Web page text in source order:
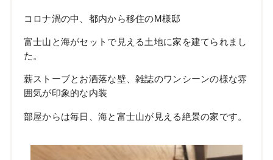
コロナ渦の中、都内から移住のM様邸
富士山と海がセットで見える土地に家を建てられまし
た。
薪ストーブとお洒落な壁、雑誌のワンシーンの様な雰
囲気が印象的な内装
部屋からは毎日、海と富士山が見える絶景の家です。